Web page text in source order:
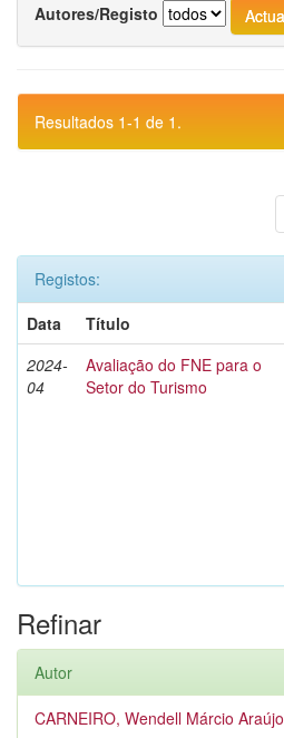
Autores/Registo
Resultados 1-1 de 1.
Registos:
Data
Título
2024-
04
Avaliação do FNE para o
Setor do Turismo
Refinar
Autor
CARNEIRO, Wendell Márcio Araújo